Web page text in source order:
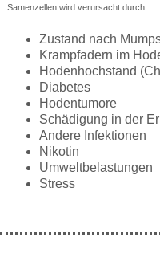
Samenzellen wird verursacht durch:
Zustand nach
Krampfadern im
Hodenhochstand
Diabetes
Hodentumore
Schädigung in der
Andere Infektionen
Nikotin
Umweltbelastungen
Stress